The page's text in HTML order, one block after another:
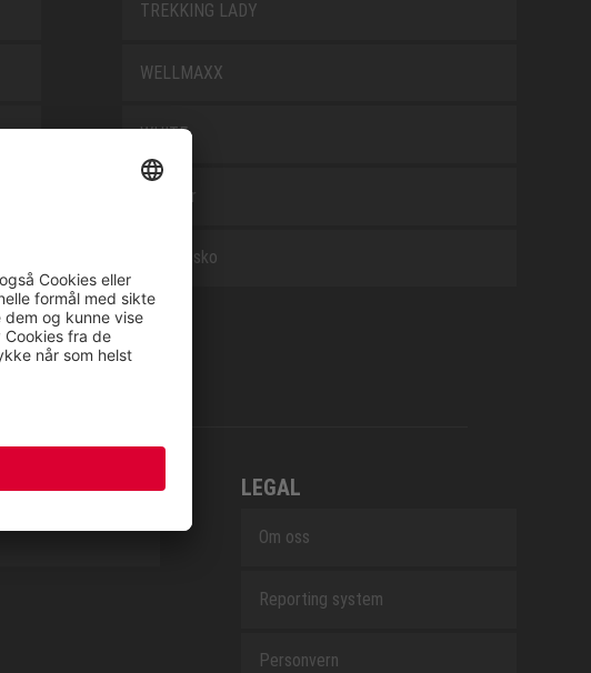
TREKKING LADY
WELLMAXX
WHITE
Tilbehør
Arbeidssko
LEGAL
Om oss
Reporting system
Personvern